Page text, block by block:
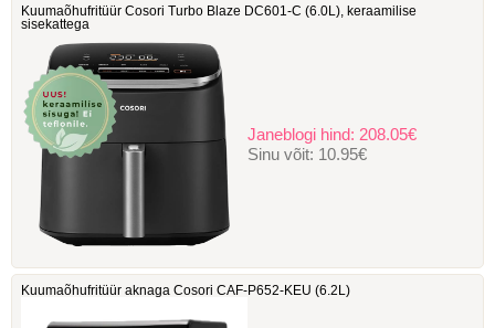
Kuumaõhufritüür Cosori Turbo Blaze DC601-C ‎(6.0L), keraamilise
sisekattega
Janeblogi hind: 208.05€
Sinu võit: 10.95€
Kuumaõhufritüür aknaga Cosori ‎CAF-P652-KEU (6.2L)